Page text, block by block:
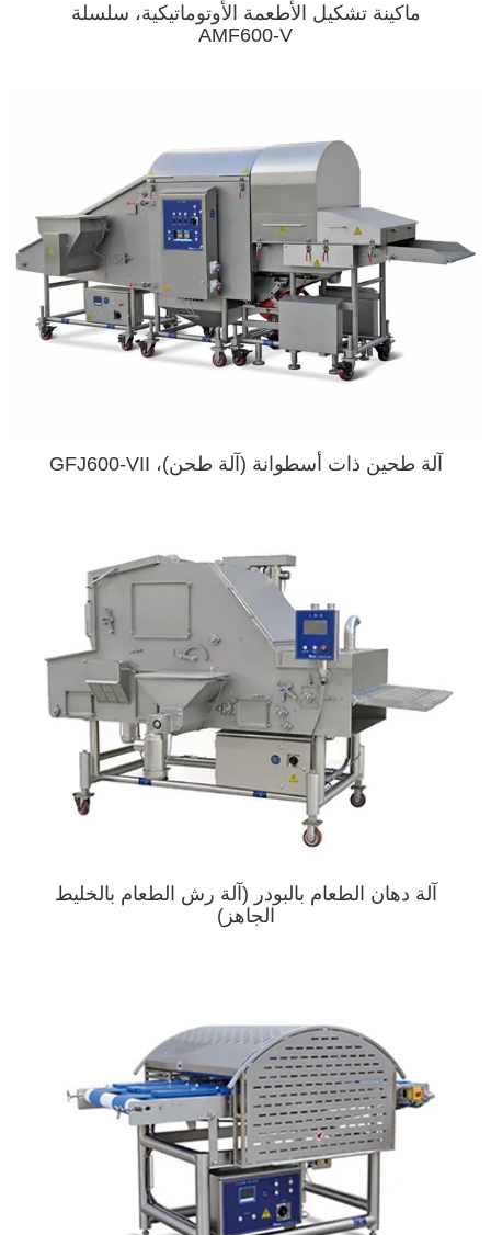
ماكينة تشكيل الأطعمة الأوتوماتيكية، سلسلة
AMF600-V
آلة طحين ذات أسطوانة (آلة طحن)، GFJ600-VII
آلة دهان الطعام بالبودر (آلة رش الطعام بالخليط
الجاهز)